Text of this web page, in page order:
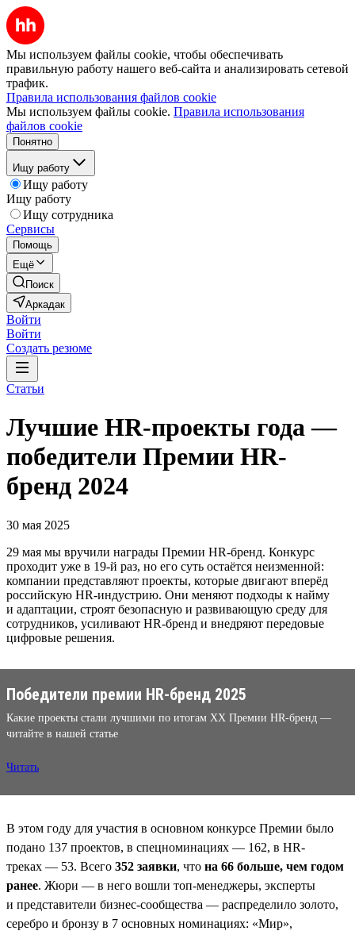
Мы используем файлы cookie, чтобы обеспечивать
правильную работу нашего веб-сайта и анализировать сетевой
трафик.
Правила использования файлов cookie
Мы используем файлы cookie. Правила использования
файлов cookie
Понятно
Ищу работу
Ищу работу
Ищу работу
Ищу сотрудника
Сервисы
Помощь
Ещё
Поиск
Аркадак
Войти
Войти
Создать резюме
Статьи
Лучшие HR-проекты года —
победители Премии HR-
бренд 2024
30 мая 2025
29 мая мы вручили награды Премии HR-бренд. Конкурс
проходит уже в 19-й раз, но его суть остаётся неизменной:
компании представляют проекты, которые двигают вперёд
российскую HR-индустрию. Они меняют подходы к найму
и адаптации, строят безопасную и развивающую среду для
сотрудников, усиливают HR-бренд и внедряют передовые
цифровые решения.
Победители премии HR-бренд 2025
Какие проекты стали лучшими по итогам XX Премии HR-бренд —
читайте в нашей статье
Читать
В этом году для участия в основном конкурсе Премии было
подано 137 проектов, в спецноминациях — 162, в HR-
треках — 53. Всего 352 заявки, что на 66 больше, чем годом
ранее. Жюри — в него вошли топ-менеджеры, эксперты
и представители бизнес-сообщества — распределило золото,
серебро и бронзу в 7 основных номинациях: «Мир»,